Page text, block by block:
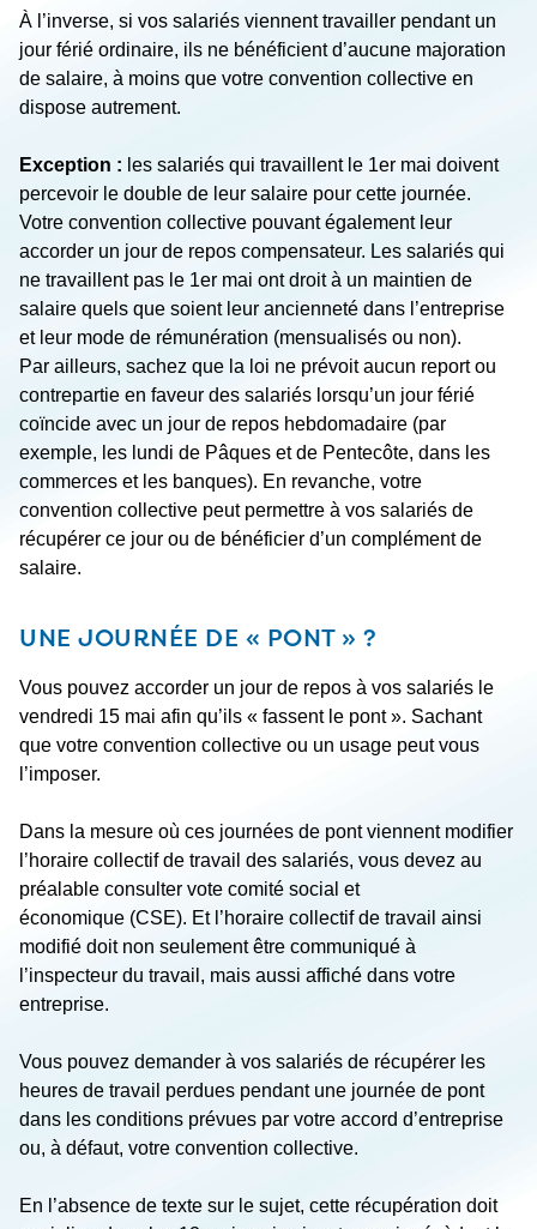
À l’inverse, si vos salariés viennent travailler pendant un
jour férié ordinaire, ils ne bénéficient d’aucune majoration
de salaire, à moins que votre convention collective en
dispose autrement.
Exception : les salariés qui travaillent le 1er mai doivent
percevoir le double de leur salaire pour cette journée.
Votre convention collective pouvant également leur
accorder un jour de repos compensateur. Les salariés qui
ne travaillent pas le 1er mai ont droit à un maintien de
salaire quels que soient leur ancienneté dans l’entreprise
et leur mode de rémunération (mensualisés ou non).
Par ailleurs, sachez que la loi ne prévoit aucun report ou
contrepartie en faveur des salariés lorsqu’un jour férié
coïncide avec un jour de repos hebdomadaire (par
exemple, les lundi de Pâques et de Pentecôte, dans les
commerces et les banques). En revanche, votre
convention collective peut permettre à vos salariés de
récupérer ce jour ou de bénéficier d’un complément de
salaire.
UNE JOURNÉE DE « PONT » ?
Vous pouvez accorder un jour de repos à vos salariés le
vendredi 15 mai afin qu’ils « fassent le pont ». Sachant
que votre convention collective ou un usage peut vous
l’imposer.
Dans la mesure où ces journées de pont viennent modifier
l’horaire collectif de travail des salariés, vous devez au
préalable consulter vote comité social et
économique (CSE). Et l’horaire collectif de travail ainsi
modifié doit non seulement être communiqué à
l’inspecteur du travail, mais aussi affiché dans votre
entreprise.
Vous pouvez demander à vos salariés de récupérer les
heures de travail perdues pendant une journée de pont
dans les conditions prévues par votre accord d’entreprise
ou, à défaut, votre convention collective.
En l’absence de texte sur le sujet, cette récupération doit